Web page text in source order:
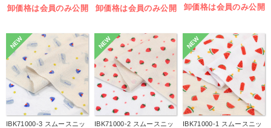
(m)
卸価格は会員のみ公開
(m)
卸価格は会員のみ公開 卸価格は会員のみ公開
NEW
IBK71000-3 スムースニッ
NEW
IBK71000-2 スムースニッ
NEW
IBK71000-1 スムースニッ